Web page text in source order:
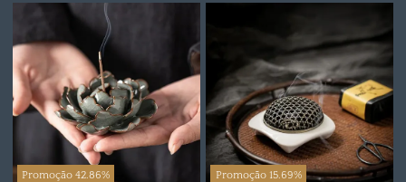
Promoção 42.86% Promoção 15.69%